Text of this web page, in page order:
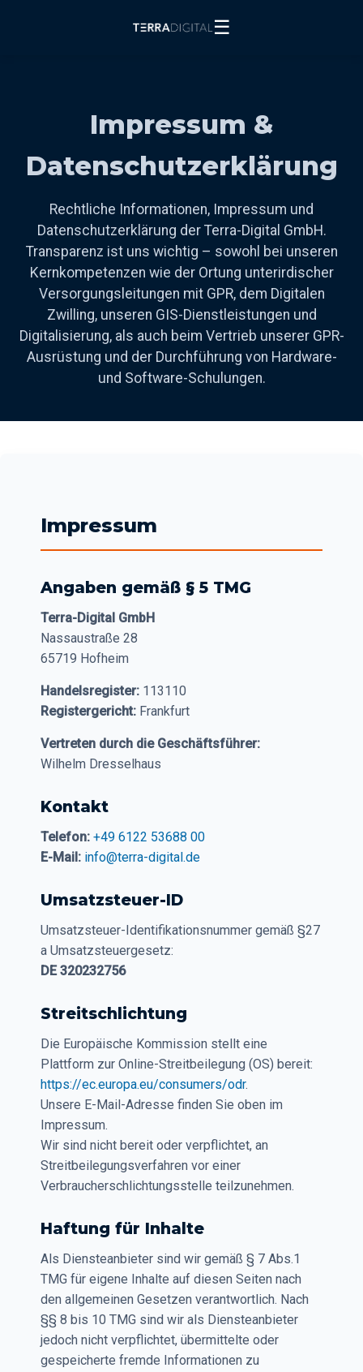
☰
Impressum &
Datenschutzerklärung
Rechtliche Informationen, Impressum und
Datenschutzerklärung der Terra-Digital GmbH.
Transparenz ist uns wichtig – sowohl bei unseren
Kernkompetenzen wie der Ortung unterirdischer
Versorgungsleitungen mit GPR, dem Digitalen
Zwilling, unseren GIS-Dienstleistungen und
Digitalisierung, als auch beim Vertrieb unserer GPR-
Ausrüstung und der Durchführung von Hardware-
und Software-Schulungen.
Impressum
Angaben gemäß § 5 TMG
Terra-Digital GmbH
Nassaustraße 28
65719 Hofheim
Handelsregister: 113110
Registergericht: Frankfurt
Vertreten durch die Geschäftsführer:
Wilhelm Dresselhaus
Kontakt
Telefon: +49 6122 53688 00
E-Mail: info@terra-digital.de
Umsatzsteuer-ID
Umsatzsteuer-Identifikationsnummer gemäß §27
a Umsatzsteuergesetz:
DE 320232756
Streitschlichtung
Die Europäische Kommission stellt eine
Plattform zur Online-Streitbeilegung (OS) bereit:
https://ec.europa.eu/consumers/odr.
Unsere E-Mail-Adresse finden Sie oben im
Impressum.
Wir sind nicht bereit oder verpflichtet, an
Streitbeilegungsverfahren vor einer
Verbraucherschlichtungsstelle teilzunehmen.
Haftung für Inhalte
Als Diensteanbieter sind wir gemäß § 7 Abs.1
TMG für eigene Inhalte auf diesen Seiten nach
den allgemeinen Gesetzen verantwortlich. Nach
§§ 8 bis 10 TMG sind wir als Diensteanbieter
jedoch nicht verpflichtet, übermittelte oder
gespeicherte fremde Informationen zu